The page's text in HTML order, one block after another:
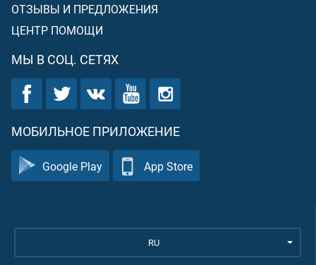
ОТЗЫВЫ И ПРЕДЛОЖЕНИЯ
ЦЕНТР ПОМОЩИ
МЫ В СОЦ. СЕТЯХ
МОБИЛЬНОЕ ПРИЛОЖЕНИЕ
Google Play App Store
RU